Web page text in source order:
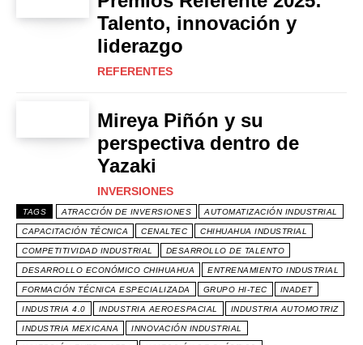
Talento, innovación y
liderazgo
REFERENTES
Mireya Piñón y su
perspectiva dentro de
Yazaki
INVERSIONES
TAGS ATRACCIÓN DE INVERSIONES AUTOMATIZACIÓN INDUSTRIAL
CAPACITACIÓN TÉCNICA CENALTEC CHIHUAHUA INDUSTRIAL
COMPETITIVIDAD INDUSTRIAL DESARROLLO DE TALENTO
DESARROLLO ECONÓMICO CHIHUAHUA ENTRENAMIENTO INDUSTRIAL
FORMACIÓN TÉCNICA ESPECIALIZADA GRUPO HI-TEC INADET
INDUSTRIA 4.0 INDUSTRIA AEROESPACIAL INDUSTRIA AUTOMOTRIZ
INDUSTRIA MEXICANA INNOVACIÓN INDUSTRIAL